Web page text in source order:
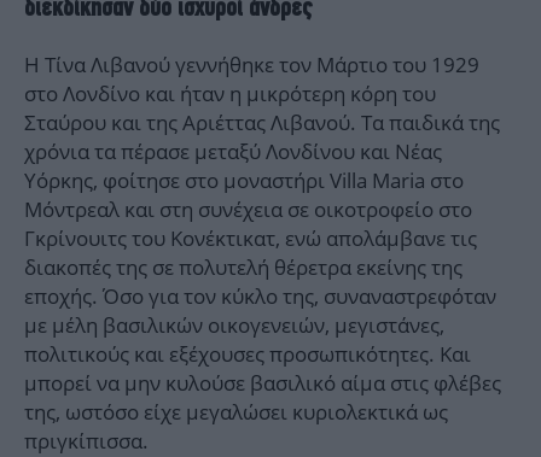
διεκδίκησαν δύο ισχυροί άνδρες
Η Τίνα Λιβανού γεννήθηκε τον Μάρτιο του 1929
στο Λονδίνο και ήταν η μικρότερη κόρη του
Σταύρου και της Αριέττας Λιβανού. Τα παιδικά της
χρόνια τα πέρασε μεταξύ Λονδίνου και Νέας
Υόρκης, φοίτησε στο μοναστήρι Villa Maria στο
Μόντρεαλ και στη συνέχεια σε οικοτροφείο στο
Γκρίνουιτς του Κονέκτικατ, ενώ απολάμβανε τις
διακοπές της σε πολυτελή θέρετρα εκείνης της
εποχής. Όσο για τον κύκλο της, συναναστρεφόταν
με μέλη βασιλικών οικογενειών, μεγιστάνες,
πολιτικούς και εξέχουσες προσωπικότητες. Και
μπορεί να μην κυλούσε βασιλικό αίμα στις φλέβες
της, ωστόσο είχε μεγαλώσει κυριολεκτικά ως
πριγκίπισσα.